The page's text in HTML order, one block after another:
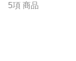
5項 商品